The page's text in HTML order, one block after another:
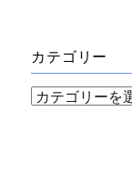
ブ
カテゴリー
カ